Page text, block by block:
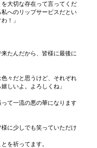
大切な存在って言ってくだ
へのリップサービスだとい
！」
たんだから、皆様に最後に
々だと思うけど、それぞれ
しいよ。よろしくね」
て一流の悪の華になります
に少しでも笑っていただけ
を祈ってます。